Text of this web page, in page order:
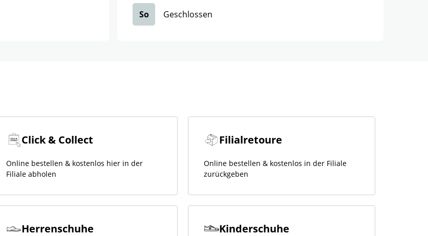
So Geschlossen
Click & Collect
Online bestellen & kostenlos hier in der
Filiale abholen
Filialretoure
Online bestellen & kostenlos in der Filiale
zurückgeben
Herrenschuhe Kinderschuhe